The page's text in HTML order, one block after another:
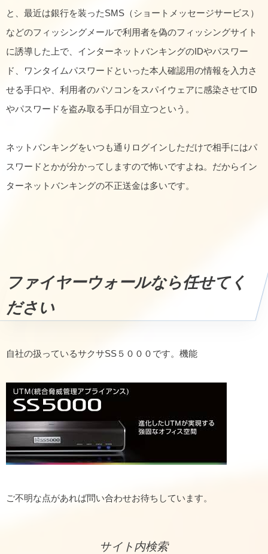
と、最近は銀行を装ったSMS（ショートメッセージサービス）
などのフィッシングメールで利用者を偽のフィッシングサイト
に誘導した上で、インターネットバンキングのIDやパスワー
ド、ワンタイムパスワードといった本人確認用の情報を入力さ
せる手口や、利用者のパソコンをスパイウェアに感染させてID
やパスワードを盗み取る手口が目立つという。
ネットバンキングをいつも通りログインしただけで相手にはパ
スワードとかが分かってしますので怖いですよね。だからイン
ターネットバンキングの不正送金は多いです。
ファイヤーウォールなら任せてく
ださい
自社の扱っているサクサSS５０００です。機能
ご不明な点があれば問い合わせお待ちしています。
サイト内検索